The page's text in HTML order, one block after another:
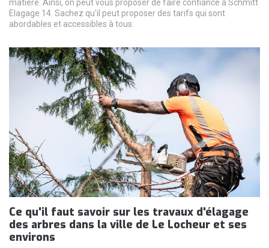
matière. Ainsi, on peut vous proposer de faire confiance à Schmitt
Elagage 14. Sachez qu'il peut proposer des tarifs qui sont
abordables et accessibles à tous.
Ce qu'il faut savoir sur les travaux d'élagage
des arbres dans la ville de Le Locheur et ses
environs